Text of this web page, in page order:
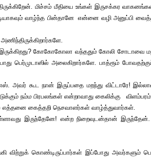
மிச்சம் மீதியை உங்கள் இருசக்கர
வாழ்ந்த பின்தானே என்னை வழி அனுப்பி
கோகோகோலா வந்ததும் கோலி சோடாவை
பெர்முடாஸில் அலைகிறார்களே. பாத்ரூம்
கூட நான் இருப்பதை மறந்து விட்டாரே!
நம்ம பிரபலங்கள் என்றாவாது கைலிக்கு விளம்பரம்
கைத்தறி நெசவாளர்கள் வாழ்த்துவார்கள்.
இருந்தேனே! என்ற நிறைவுடன்தான் இருந்தேன்.
கொண்டிருப்பார்கள் இப்போது அவர்களும்